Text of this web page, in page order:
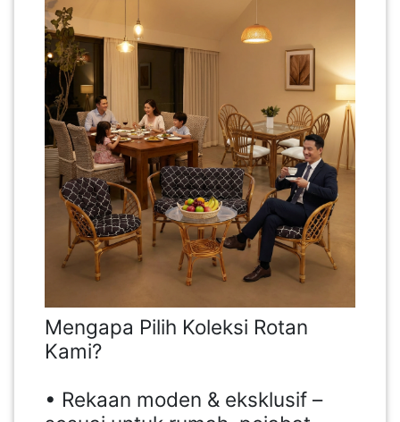
Mengapa Pilih Koleksi Rotan
Kami?
• Rekaan moden & eksklusif –